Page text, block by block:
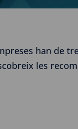
han de
les